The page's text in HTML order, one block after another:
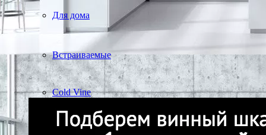
Для дома
Встраиваемые
Cold Vine